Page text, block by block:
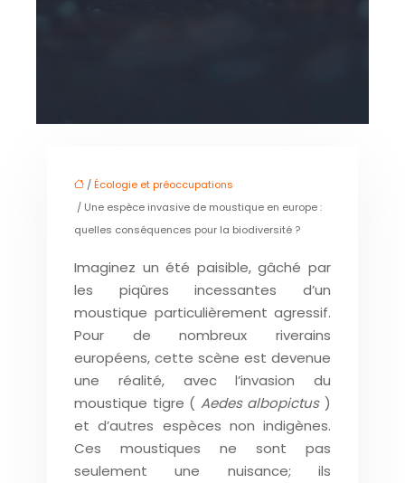
/Écologie et préoccupations
/ Une espèce invasive de moustique en europe :
quelles conséquences pour la biodiversité ?
Imaginez un été paisible, gâché par
les piqûres incessantes d’un
moustique particulièrement agressif.
Pour de nombreux riverains
européens, cette scène est devenue
une réalité, avec l’invasion du
moustique tigre ( Aedes albopictus)
et d’autres espèces non indigènes.
Ces moustiques ne sont pas
seulement une nuisance; ils